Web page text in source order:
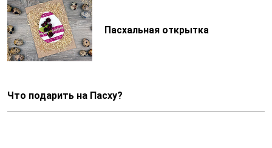
Что подарить на Пасху?
Пасхальная открытка